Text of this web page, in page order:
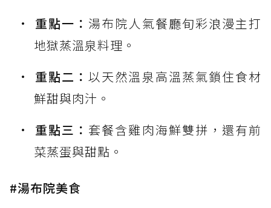
重點一： 湯布院人氣餐廳旬彩浪漫主打
地獄蒸溫泉料理。
重點二：以天然溫泉高溫蒸氣鎖住食材
鮮甜與肉汁。
重點三： 套餐含雞肉海鮮雙拼，還有前
菜蒸蛋與甜點。
#湯布院美食